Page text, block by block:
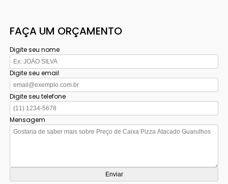
FAÇA UM ORÇAMENTO
Digite seu nome
Digite seu email
Digite seu telefone
Mensagem